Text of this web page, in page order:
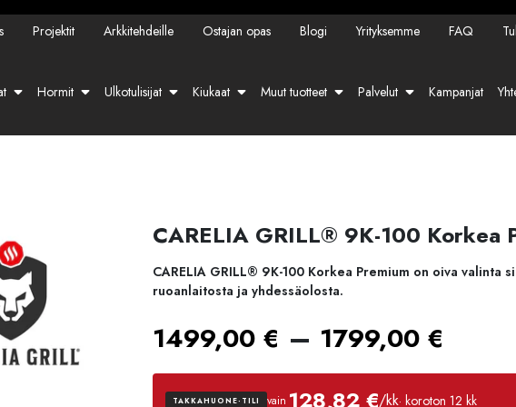
Projektit Arkkitehdeille Ostajan opas Blogi Yrityksemme FAQ
Hormit Ulkotulisijat Kiukaat Muut tuotteet Palvelut Kampanjat
CARELIA GRILL® 9K-100 Korkea
CARELIA GRILL® 9K-100 Korkea Premium on oiva valinta
ruoanlaitosta ja yhdessäolosta.
1499,00 € – 1799,00 €
TAKKAHUONE-TILI vain 128,82 €/kk· koroton 12 kk